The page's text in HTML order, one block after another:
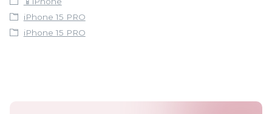
iPhone 15 PRO
iPhone 15 PRO